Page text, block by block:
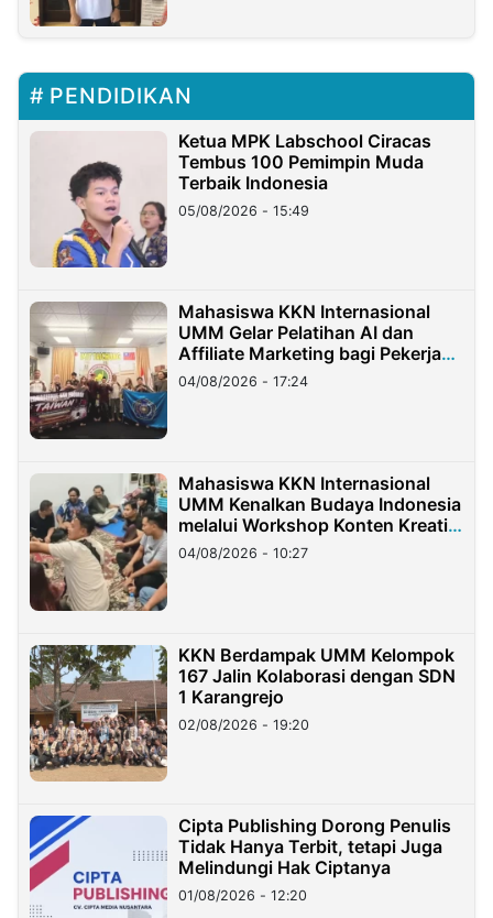
PENDIDIKAN
Ketua MPK Labschool Ciracas
Tembus 100 Pemimpin Muda
Terbaik Indonesia
05/08/2026 - 15:49
Mahasiswa KKN Internasional
UMM Gelar Pelatihan AI dan
Affiliate Marketing bagi Pekerja
Migran Indonesia di Taiwan
04/08/2026 - 17:24
Mahasiswa KKN Internasional
UMM Kenalkan Budaya Indonesia
melalui Workshop Konten Kreatif
di Taiwan
04/08/2026 - 10:27
KKN Berdampak UMM Kelompok
167 Jalin Kolaborasi dengan SDN
1 Karangrejo
02/08/2026 - 19:20
Cipta Publishing Dorong Penulis
Tidak Hanya Terbit, tetapi Juga
Melindungi Hak Ciptanya
01/08/2026 - 12:20